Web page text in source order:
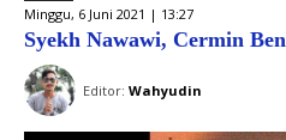
Minggu, 6 Juni 2021 | 13:27
Syekh Nawawi, Cermin
Editor: Wahyudin